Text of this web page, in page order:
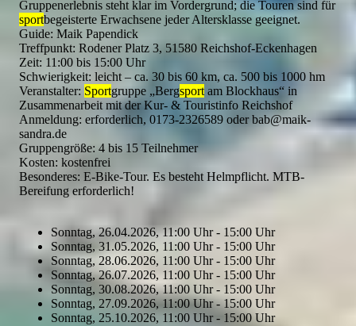
Gruppenerlebnis steht klar im Vordergrund; die Touren sind für
sportbegeisterte Erwachsene jeder Altersklasse geeignet.
Guide: Maik Papendick
Treffpunkt: Rodener Platz 3, 51580 Reichshof-Eckenhagen
Zeit: 11:00 bis 15:00 Uhr
Schwierigkeit: leicht – ca. 30 bis 60 km, ca. 500 bis 1000 hm
Veranstalter: Sportgruppe „Bergsport am Blockhaus“ in
Zusammenarbeit mit der Kur- & Touristinfo Reichshof
Anmeldung: erforderlich, 0173-2326589 oder bab@maik-
sandra.de
Gruppengröße: 4 bis 15 Teilnehmer
Kosten: kostenfrei
Besonderes: E-Bike-Tour. Es besteht Helmpflicht. MTB-
Bereifung erforderlich!
Sonntag, 26.04.2026, 11:00 Uhr - 15:00 Uhr
Sonntag, 31.05.2026, 11:00 Uhr - 15:00 Uhr
Sonntag, 28.06.2026, 11:00 Uhr - 15:00 Uhr
Sonntag, 26.07.2026, 11:00 Uhr - 15:00 Uhr
Sonntag, 30.08.2026, 11:00 Uhr - 15:00 Uhr
Sonntag, 27.09.2026, 11:00 Uhr - 15:00 Uhr
Sonntag, 25.10.2026, 11:00 Uhr - 15:00 Uhr